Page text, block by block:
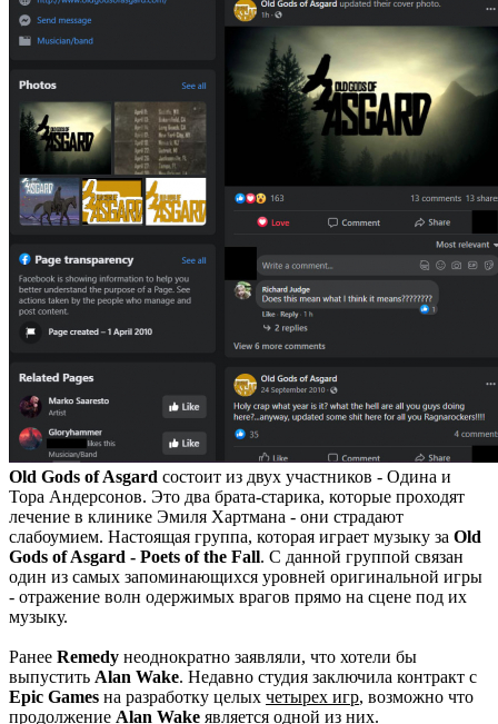
Old Gods of Asgard состоит из двух участников - Одина и
Тора Андерсонов. Это два брата-старика, которые проходят
лечение в клинике Эмиля Хартмана - они страдают
слабоумием. Настоящая группа, которая играет музыку за Old
Gods of Asgard - Poets of the Fall. С данной группой связан
один из самых запоминающихся уровней оригинальной игры
- отражение волн одержимых врагов прямо на сцене под их
музыку.
Ранее Remedy неоднократно заявляли, что хотели бы
выпустить Alan Wake. Недавно студия заключила контракт с
Epic Games на разработку целых четырех игр, возможно что
продолжение Alan Wake является одной из них.